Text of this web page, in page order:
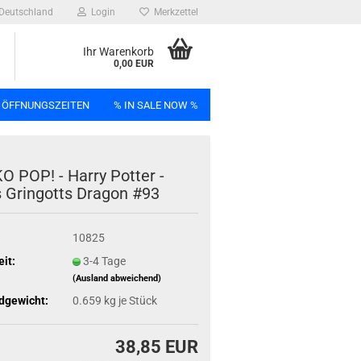
Deutschland Login Merkzettel
Ihr Warenkorb
0,00 EUR
% IN SALE NOW %
POP! - Harry Pot­ter -
Grin­gotts Dra­gon #93
10825
3-4 Tage
(Ausland abweichend)
0.659 kg je Stück
38,85 EUR